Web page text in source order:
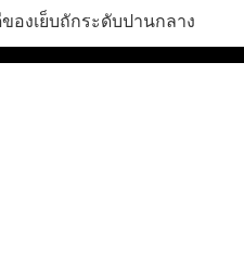
องเย็บถักระดับปานกลาง